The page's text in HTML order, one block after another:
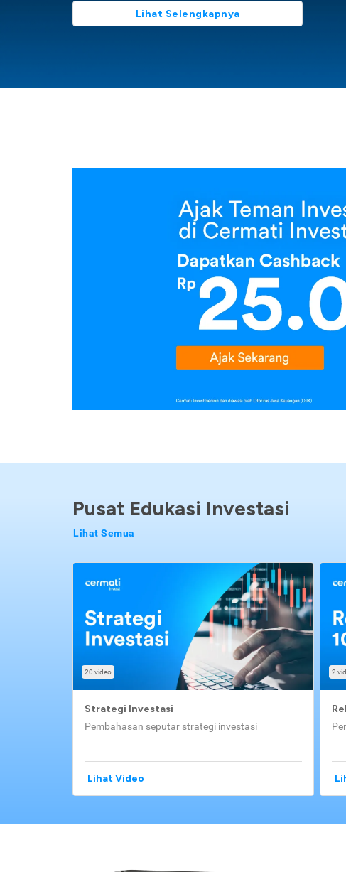
Lihat Selengkapnya
Pusat Edukasi Investasi
Lihat Semua
20 video
Strategi Investasi
Pembahasan seputar strategi investasi
Lihat Video
2